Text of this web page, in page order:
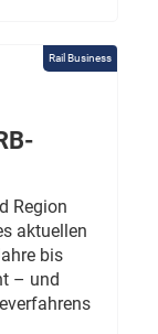
Rail Business
Region
aktuellen
bis
– und